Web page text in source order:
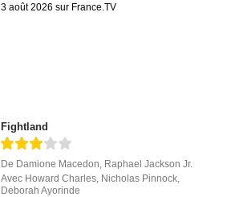
3 août 2026 sur France.TV
Fightland
De Damione Macedon Raphael Jackson Jr.
Avec Howard Charles Nicholas Pinnock
Deborah Ayorinde